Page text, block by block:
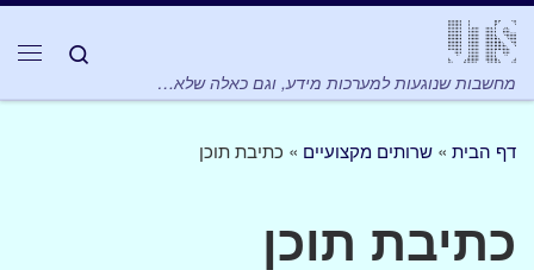
מחשבות שנוגעות למערכות מידע, וגם כאלה שלא…
Search
דף הבית » שרותים מקצועיים » כתיבת תוכן
כתיבת תוכן